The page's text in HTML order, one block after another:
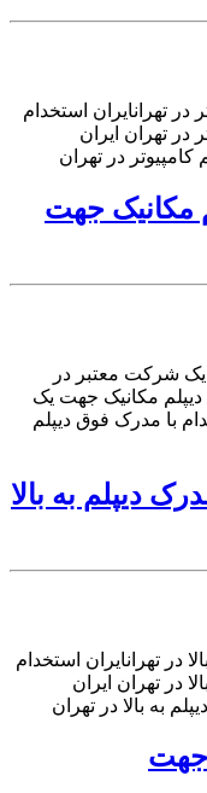
در تهرانایران استخدام
در تهران ایران
در تهران
مکانیک جهت
یک شرکت معتبر در
دیپلم مکانیک جهت یک
با مدرک فوق دیپلم
دیپلم به بالا
در تهرانایران استخدام
در تهران ایران
به بالا در تهران
جهت